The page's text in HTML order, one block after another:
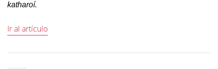
katharoí.
Ir al artículo